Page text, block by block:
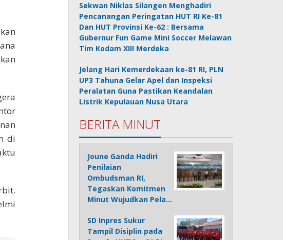
di
Sekwan Niklas Silangen Menghadiri
Pencanangan Peringatan HUT RI Ke-81
Dan HUT Provinsi Ke-62 : Bersama
Gubernur Fun Game Mini Soccer Melawan
Tim Kodam XIII Merdeka
Jelang Hari Kemerdekaan ke-81 RI, PLN
UP3 Tahuna Gelar Apel dan Inspeksi
Peralatan Guna Pastikan Keandalan
Listrik Kepulauan Nusa Utara
BERITA MINUT
Joune Ganda Hadiri
Penilaian
Ombudsman RI,
Tegaskan Komitmen
Minut Wujudkan Pela…
SD Inpres Sukur
Tampil Disiplin pada